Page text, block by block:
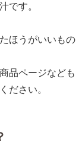
です。
ほうがいいもの
品ページなども
ださい。